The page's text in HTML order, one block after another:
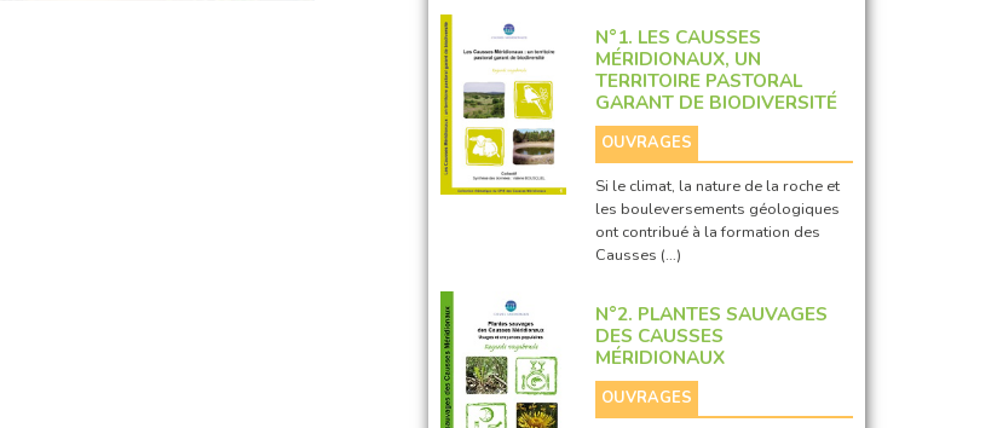
N°1. LES CAUSSES
MÉRIDIONAUX, UN
TERRITOIRE PASTORAL
GARANT DE BIODIVERSITÉ
OUVRAGES
Si le climat, la nature de la roche et
les bouleversements géologiques
ont contribué à la formation des
Causses (…)
N°2. PLANTES SAUVAGES
DES CAUSSES
MÉRIDIONAUX
OUVRAGES